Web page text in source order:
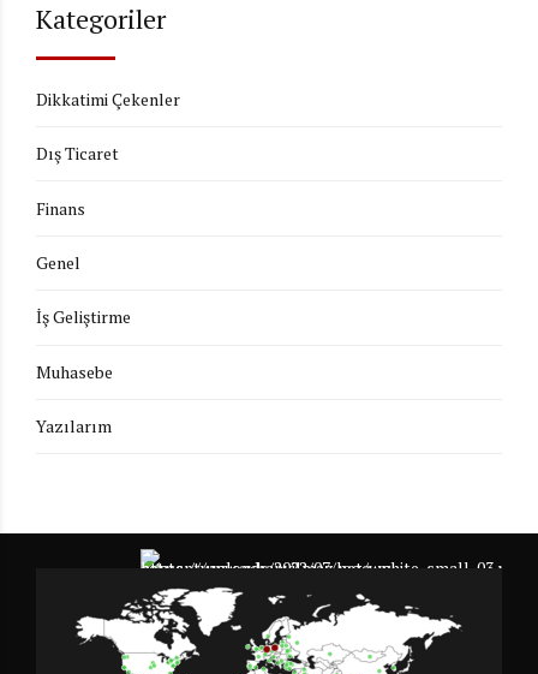
Kategoriler
Dikkatimi Çekenler
Dış Ticaret
Finans
Genel
İş Geliştirme
Muhasebe
Yazılarım